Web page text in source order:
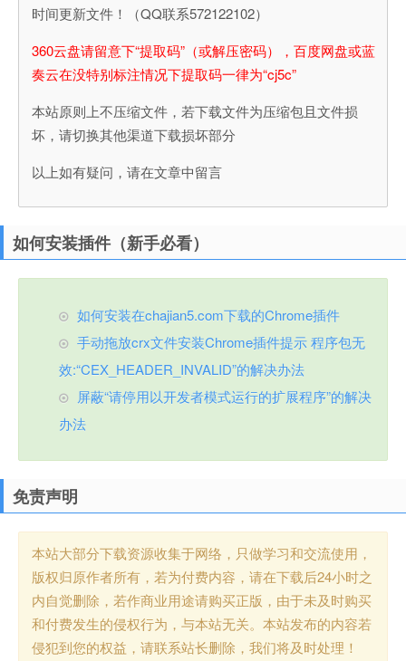
时间更新文件！（QQ联系572122102）
360云盘请留意下“提取码”（或解压密码），百度网盘或蓝
奏云在没特别标注情况下提取码一律为“cj5c”
本站原则上不压缩文件，若下载文件为压缩包且文件损
坏，请切换其他渠道下载损坏部分
以上如有疑问，请在文章中留言
如何安装插件（新手必看）
如何安装在chajian5.com下载的Chrome插件
手动拖放crx文件安装Chrome插件提示 程序包无
效:“CEX_HEADER_INVALID”的解决办法
屏蔽“请停用以开发者模式运行的扩展程序”的解决
办法
免责声明
本站大部分下载资源收集于网络，只做学习和交流使用，
版权归原作者所有，若为付费内容，请在下载后24小时之
内自觉删除，若作商业用途请购买正版，由于未及时购买
和付费发生的侵权行为，与本站无关。本站发布的内容若
侵犯到您的权益，请联系站长删除，我们将及时处理！